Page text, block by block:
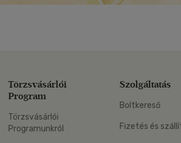
Törzsvásárlói
Program
Törzsvásárlói
Programunkról
Szolgáltatás
Boltkereső
Fizetés és